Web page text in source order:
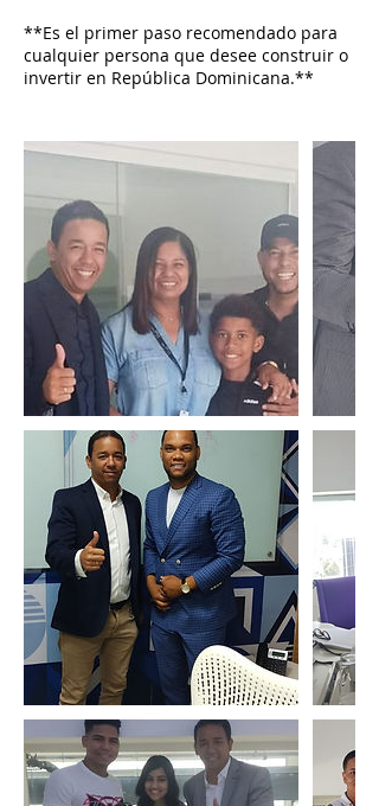
**Es el primer paso recomendado para
cualquier persona que desee construir o